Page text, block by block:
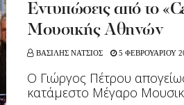
Εντυπώσεις από το
Μουσικής Αθηνών
ΒΑΣΙΛΗΣ ΝΑΤΣΙΟΣ 5 ΦΕΒΡΟΥΑΡΙΟΥ
Ο Γιώργος Πέτρου
κατάμεστο Μέγαρο